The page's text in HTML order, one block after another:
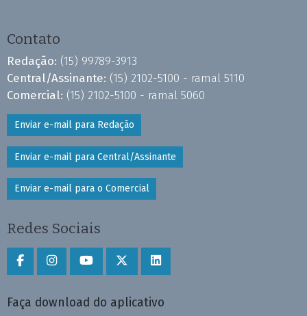
Contato
Redação: (15) 99789-3913
Central/Assinante: (15) 2102-5100 - ramal 5110
Comercial: (15) 2102-5100 - ramal 5060
Enviar e-mail para Redação
Enviar e-mail para Central/Assinante
Enviar e-mail para o Comercial
Redes Sociais
Faça download do aplicativo